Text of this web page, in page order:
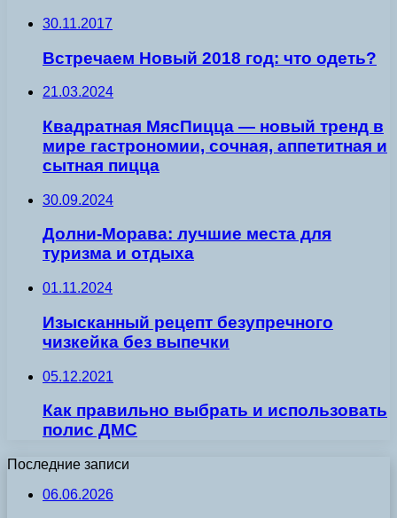
30.11.2017
Встречаем Новый 2018 год: что одеть?
21.03.2024
Квадратная МясПицца — новый тренд в
мире гастрономии, сочная, аппетитная и
сытная пицца
30.09.2024
Долни-Морава: лучшие места для
туризма и отдыха
01.11.2024
Изысканный рецепт безупречного
чизкейка без выпечки
05.12.2021
Как правильно выбрать и использовать
полис ДМС
Последние записи
06.06.2026